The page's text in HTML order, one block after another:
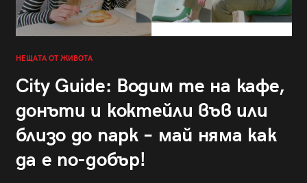
НЕЩАТА ОТ ЖИВОТА
City Guide: Водим те на кафе,
донъти и коктейли във или
близо до парк – май няма как
да е по-добър!